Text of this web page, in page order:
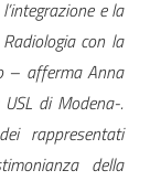
e la
con la
– afferma Anna
di Modena-.
rappresentati
della